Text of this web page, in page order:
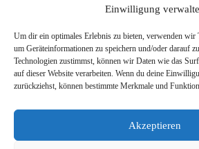
Einwilligung
Um dir ein optimales Erlebnis zu bieten, verwenden wir
um Geräteinformationen zu speichern und/oder darauf
Technologien zustimmst, können wir Daten wie das
auf dieser Website verarbeiten. Wenn du deine
zurückziehst, können bestimmte Merkmale und
Akzeptieren
beim Bundesamt für Wirtschaft und
sofort von staatlich geförderten…
admin
Mai 8, 2025